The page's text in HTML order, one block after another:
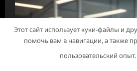
Этот сайт использует куки-файлы и
помочь вам в навигации, а также
пользовательский опыт.